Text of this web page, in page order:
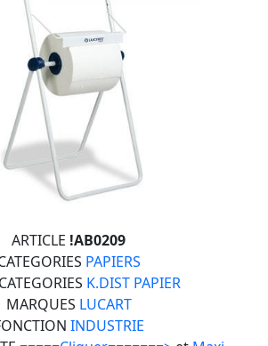
ARTICLE !AB0209
PAPIERS
K.DIST PAPIER
MARQUES LUCART
INDUSTRIE